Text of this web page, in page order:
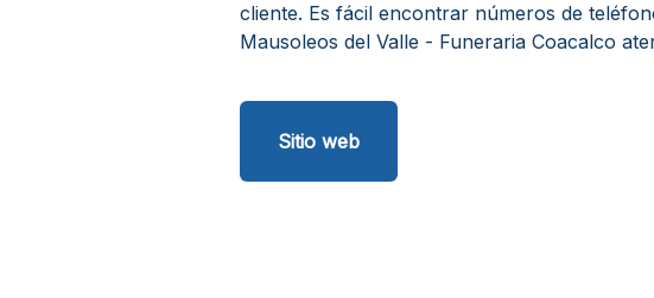
cliente. Es fácil encontrar números de
Mausoleos del Valle - Funeraria Coacalco
Sitio web